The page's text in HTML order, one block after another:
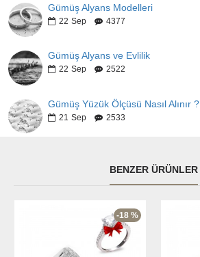
Gümüş Alyans Modelleri
22 Sep 4377
Gümüş Alyans ve Evlilik
22 Sep 2522
Gümüş Yüzük Ölçüsü Nasıl Alınır ?
21 Sep 2533
BENZER ÜRÜNLER
-18 %